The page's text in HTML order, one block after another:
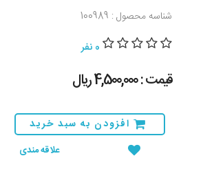
شناسه محصول : 100989
0 نفر
قیمت : 4,500,000 ريال
افزودن به سبد خرید
علاقه مندی